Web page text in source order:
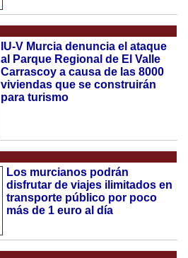
IU-V Murcia denuncia el ataque
al Parque Regional de El Valle
Carrascoy a causa de las 8000
viviendas que se construirán
para turismo
Los murcianos podrán
disfrutar de viajes ilimitados en
transporte público por poco
más de 1 euro al día